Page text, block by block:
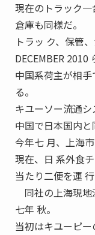
現在のトラック一
倉庫も同様だ。
トラッ ク、保管
DECEMBER 2010
中国系荷主が相
る。
キユーソー流通
中国で日本国内と
今年七 月、上海
現在、日 系外食
当たり二便を運 行
同社の上海現地
七年 秋。
当初はキユーピ